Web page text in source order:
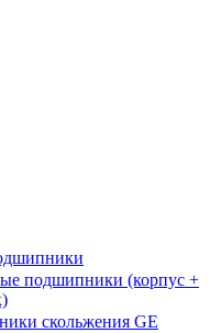
подшипники (корпус +
скольжения GE